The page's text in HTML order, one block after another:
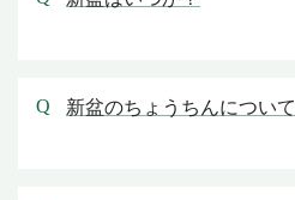
新盆のちょうちんについて